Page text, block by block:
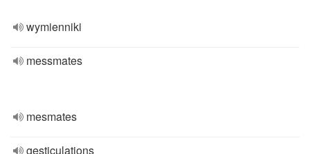
wymienniki
messmates
mesmates
gesticulations